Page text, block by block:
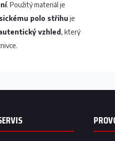
. Použitý materiál je
polo střihu je
vzhled , který